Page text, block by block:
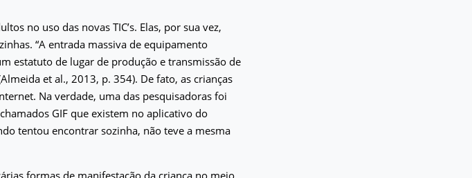
no uso das novas TIC’s. Elas, por sua vez,
“A entrada massiva de equipamento
estatuto de lugar de produção e transmissão de
et al., 2013, p. 354). De fato, as crianças
Na verdade, uma das pesquisadoras foi
GIF que existem no aplicativo do
tentou encontrar sozinha, não teve a mesma
formas de manifestação da criança no meio